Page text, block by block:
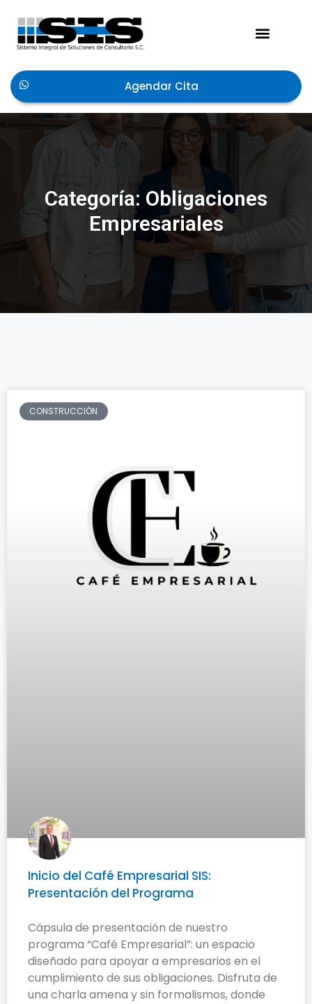
Agendar Cita
Categoría: Obligaciones
Empresariales
CONSTRUCCIÓN
Inicio del Café Empresarial SIS:
Presentación del Programa
Cápsula de presentación de nuestro
programa “Café Empresarial”: un espacio
diseñado para apoyar a empresarios en el
cumplimiento de sus obligaciones. Disfruta de
una charla amena y sin formalismos, donde